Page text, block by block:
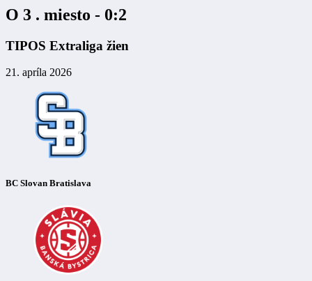
O 3 . miesto - 0:2
TIPOS Extraliga žien
21. apríla 2026
BC Slovan Bratislava